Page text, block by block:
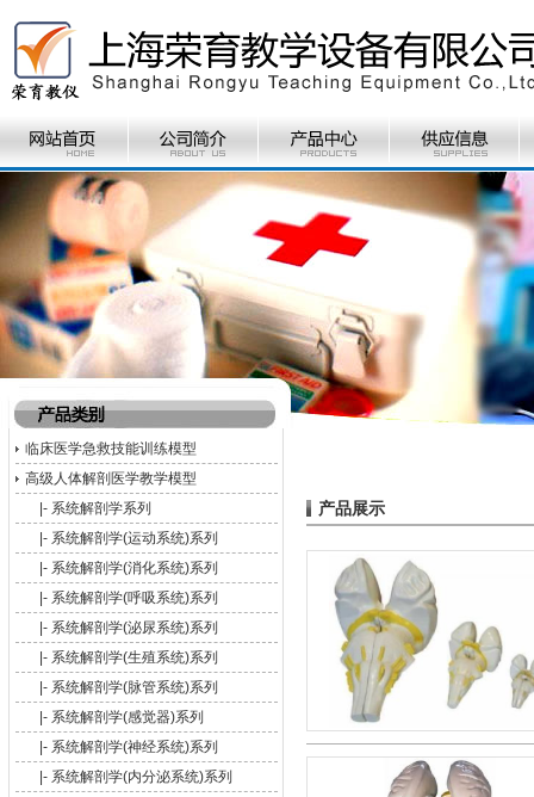
临床医学急救技能训练模型
高级人体解剖医学教学模型
|- 系统解剖学系列
|- 系统解剖学(运动系统)系列
|- 系统解剖学(消化系统)系列
|- 系统解剖学(呼吸系统)系列
|- 系统解剖学(泌尿系统)系列
|- 系统解剖学(生殖系统)系列
|- 系统解剖学(脉管系统)系列
|- 系统解剖学(感觉器)系列
|- 系统解剖学(神经系统)系列
|- 系统解剖学(内分泌系统)系列
产品展示